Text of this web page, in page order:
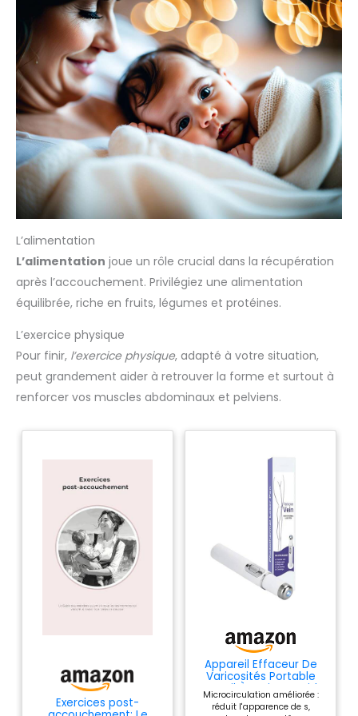
L’alimentation
L’alimentation joue un rôle crucial dans la récupération
après l’accouchement. Privilégiez une alimentation
équilibrée, riche en fruits, légumes et protéines.
L’exercice physique
Pour finir, l’exercice physique, adapté à votre situation,
peut grandement aider à retrouver la forme et surtout à
renforcer vos muscles abdominaux et pelviens.
Exercices post-
Appareil Effaceur De
Varicosités Portable
Sans Fil À Action Rapide
Microcirculation améliorée :
réduit l'apparence de s,